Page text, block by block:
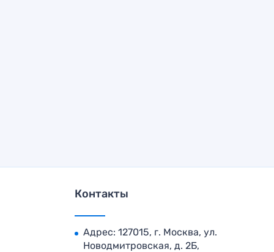
Контакты
Адрес: 127015, г. Москва, ул.
Новодмитровская, д. 2Б,